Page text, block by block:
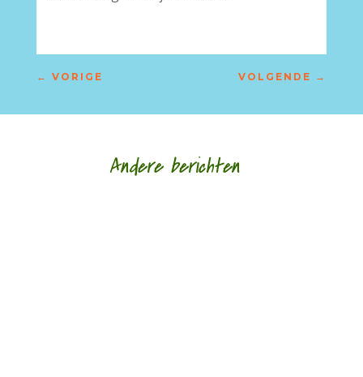
← VORIGE VOLGENDE →
Andere berichten